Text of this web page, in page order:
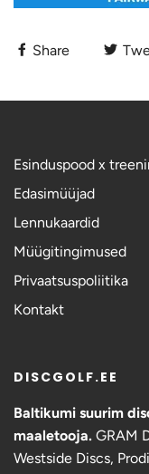
Share
Esinduspood x
Edasimüüjad
Lennukaardid
Müügitingimused
Privaatsuspoliitika
Kontakt
DISCGOLF.EE
Baltikumi suurim
maaletooja. GRAM
Westside Discs,